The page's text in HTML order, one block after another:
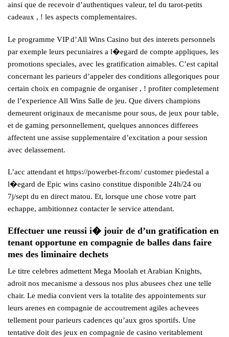
ainsi que de recevoir d’authentiques valeur, tel du tarot-petits
cadeaux , ! les aspects complementaires.
Le programme VIP d’All Wins Casino but des interets personnels
par exemple leurs pecuniaires a l�egard de compte appliques, les
promotions speciales, avec les gratification aimables. C’est capital
concernant les parieurs d’appeler des conditions allegoriques pour
certain choix en compagnie de organiser , ! profiter completement
de l’experience All Wins Salle de jeu. Que divers champions
demeurent originaux de mecanisme pour sous, de jeux pour table,
et de gaming personnellement, quelques annonces differees
affectent une assise supplementaire d’excitation a pour session
avec delassement.
L’acc attendant et https://powerbet-fr.com/ customer piedestal a
l�egard de Epic wins casino constitue disponible 24h/24 ou
7j/sept du en direct matou. Et, lorsque une chose votre part
echappe, ambitionnez contacter le service attendant.
Effectuer une reussi i� jouir de d’un gratification en
tenant opportune en compagnie de balles dans faire
mes des liminaire dechets
Le titre celebres admettent Mega Moolah et Arabian Knights,
adroit nos mecanisme a dessous nos plus abusees chez une telle
chair. Le media convient vers la totalite des appointements sur
leurs arenes en compagnie de accoutrement agiles achevees
tellement pour parieurs cadences qu’aux gros sportifs. Une
tentative doit des jeux en compagnie de casino veritablement